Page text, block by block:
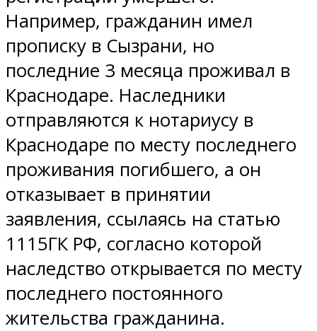
Например, гражданин имел
прописку в Сызрани, но
последние 3 месяца проживал в
Краснодаре. Наследники
отправляются к нотариусу в
Краснодаре по месту последнего
проживания погибшего, а он
отказывает в принятии
заявления, ссылаясь на статью
1115ГК РФ, согласно которой
наследство открывается по месту
последнего постоянного
жительства гражданина.